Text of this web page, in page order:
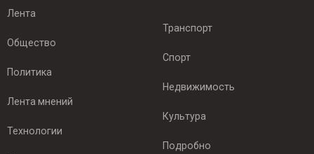
Лента
Общество
Политика
Лента мнений
Технологии
Транспорт
Спорт
Недвижимость
Культура
Подробно